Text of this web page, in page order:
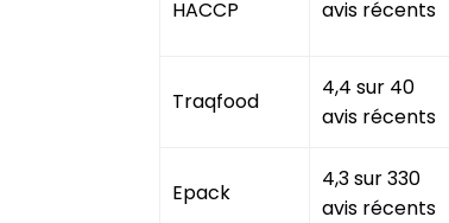
HACCP
avis récents
Traqfood
4,4 sur 40
avis récents
Epack
4,3 sur 330
avis récents